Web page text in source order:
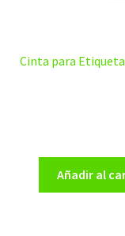
Cinta para
Añadir al